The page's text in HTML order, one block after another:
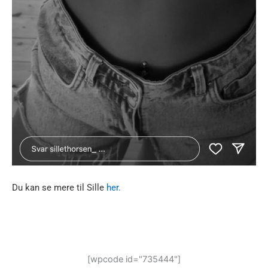
Du kan se mere til Sille her.
[wpcode id="735444"]